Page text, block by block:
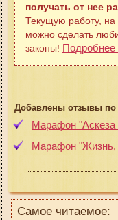
получать от нее
Текущую работу, на
можно сделать
законы! Подробнее
Добавлены отзывы
Марафон "Аскеза
Марафон "Жизнь,
Самое читаемое: